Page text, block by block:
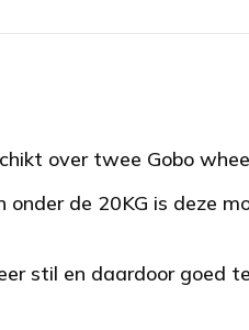
over twee Gobo
de 20KG is deze
stil en daardoor goed